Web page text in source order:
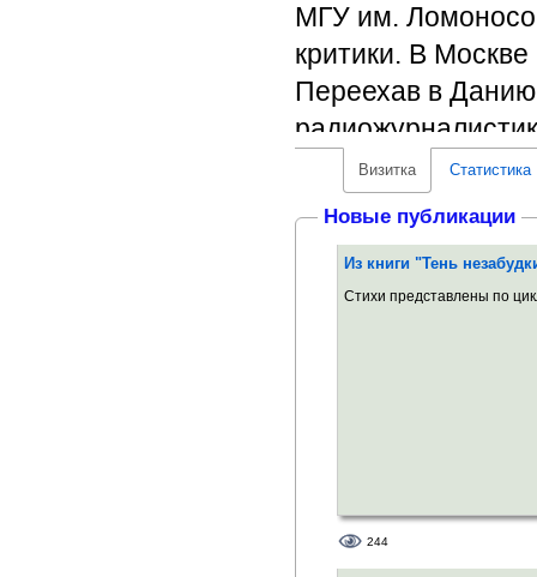
МГУ им.
критики. В
Переехав в Данию
радиостанциями
Несколько лет
была главным
пространства,
Визитка Статистика
Новые публикации
Из книги "Тень
Стихи представлены по
244